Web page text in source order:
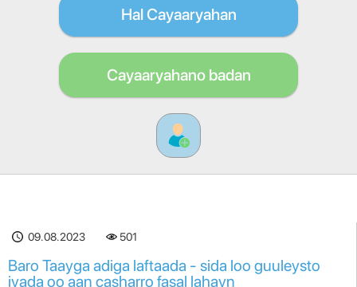
Hal Cayaaryahan
Cayaaryahano badan
09.08.2023 501
Baro Taayga adiga laftaada - sida loo guuleysto
iyada oo aan casharro fasal lahayn